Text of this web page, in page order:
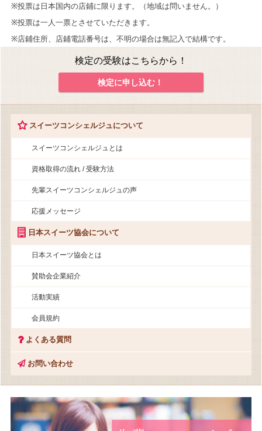
※投票は日本国内の店鋪に限ります。（地域は問いません。）
※投票は一人一票とさせていただきます。
※店鋪住所、店鋪電話番号は、不明の場合は無記入で結構です。
検定の受験はこちらから！
検定に申し込む！
スイーツコンシェルジュについて
スイーツコンシェルジュとは
資格取得の流れ / 受験方法
先輩スイーツコンシェルジュの声
応援メッセージ
日本スイーツ協会について
日本スイーツ協会とは
賛助会企業紹介
活動実績
会員規約
よくある質問
お問い合わせ